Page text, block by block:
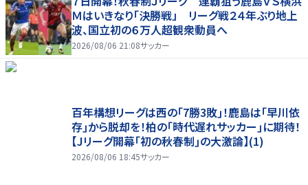
Ｍはいきなり「決勝戦」 リーグ戦２４年ぶり地上
波、国立初の６万人超観衆動員へ
2026/08/06 21:08サッカー
百年構想リーグは西の｢7勝3敗｣！鹿島は｢早川依
存｣から脱却を！柏の｢時代遅れサッカー｣に期待！
【Jリーグ開幕｢初の秋春制｣の大激論】(1)
2026/08/06 18:45サッカー